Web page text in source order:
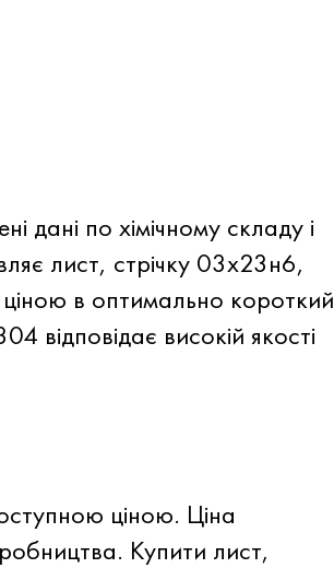
дані по хімічному складу і
лист, стрічку 03х23н6,
в оптимально короткий
відповідає високій якості
ціною. Ціна
Купити лист,